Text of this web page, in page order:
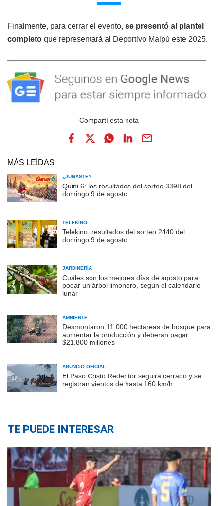
Finalmente, para cerrar el evento, se presentó al plantel
completo que representará al Deportivo Maipú este 2025.
MÁS LEÍDAS
¿JUGASTE?
Quini 6: los resultados del sorteo 3398 del
domingo 9 de agosto
TELEKINO
Telekino: resultados del sorteo 2440 del
domingo 9 de agosto
JARDINERÍA
Cuáles son los mejores días de agosto para
podar un árbol limonero, según el calendario
lunar
AMBIENTE
Desmontaron 11.000 hectáreas de bosque para
aumentar la producción y deberán pagar
$21.800 millones
ANUNCIO OFICIAL
El Paso Cristo Redentor seguirá cerrado y se
registran vientos de hasta 160 km/h
TE PUEDE INTERESAR